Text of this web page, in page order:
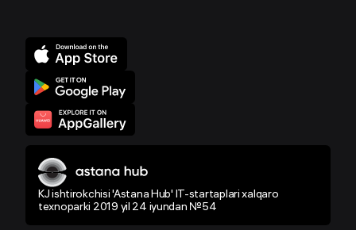
KJ ishtirokchisi 'Astana Hub' IT-startaplari xalqaro
texnoparki 2019 yil 24 iyundan №54